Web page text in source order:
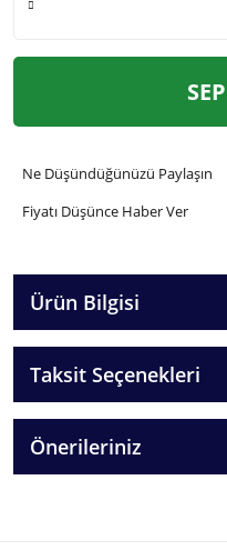
Ne Düşündüğünüzü Paylaşın
Fiyatı Düşünce Haber Ver
Ürün Bilgisi
Taksit Seçenekleri
Önerileriniz